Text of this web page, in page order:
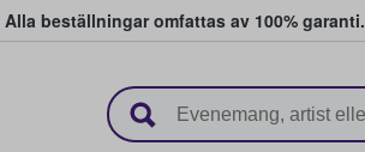
Alla beställningar omfattas av 100% garanti.